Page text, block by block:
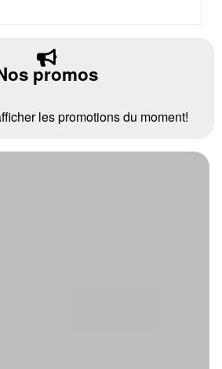
promos
les promotions du moment!